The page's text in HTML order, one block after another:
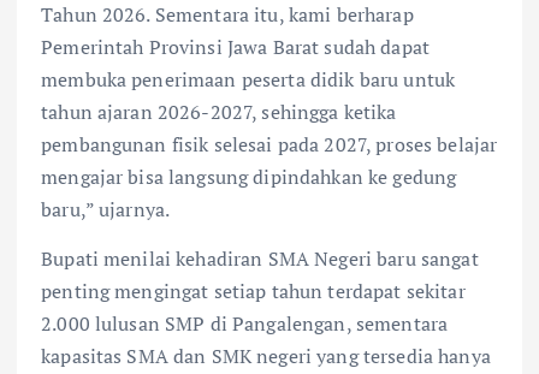
Tahun 2026. Sementara itu, kami berharap
Pemerintah Provinsi Jawa Barat sudah dapat
membuka penerimaan peserta didik baru untuk
tahun ajaran 2026-2027, sehingga ketika
pembangunan fisik selesai pada 2027, proses belajar
mengajar bisa langsung dipindahkan ke gedung
baru,” ujarnya.
Bupati menilai kehadiran SMA Negeri baru sangat
penting mengingat setiap tahun terdapat sekitar
2.000 lulusan SMP di Pangalengan, sementara
kapasitas SMA dan SMK negeri yang tersedia hanya